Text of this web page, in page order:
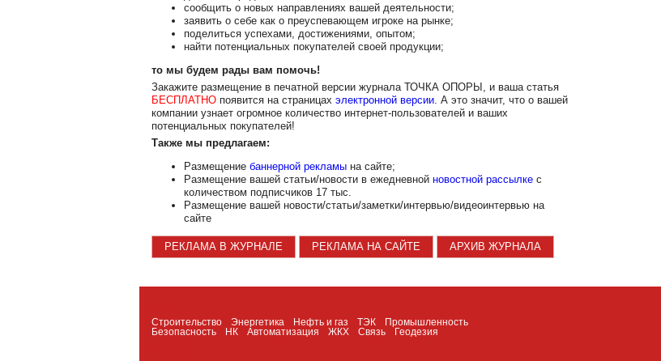
сообщить о новых направлениях вашей деятельности;
заявить о себе как о преуспевающем игроке на рынке;
поделиться успехами, достижениями, опытом;
найти потенциальных покупателей своей продукции;
то мы будем рады вам помочь!
Закажите размещение в печатной версии журнала ТОЧКА ОПОРЫ, и ваша статья
БЕСПЛАТНО появится на страницах электронной версии. А это значит, что о вашей
компании узнает огромное количество интернет-пользователей и ваших
потенциальных покупателей!
Также мы предлагаем:
Размещение баннерной рекламы на сайте;
Размещение вашей статьи/новости в ежедневной новостной рассылке с
количеством подписчиков 17 тыс.
Размещение вашей новости/статьи/заметки/интервью/видеоинтервью на
сайте
РЕКЛАМА В ЖУРНАЛЕ РЕКЛАМА НА САЙТЕ АРХИВ ЖУРНАЛА
Строительство
Энергетика Нефть и газ ТЭК
Промышленность
Безопасность
НК Автоматизация ЖКХ Связь
Геодезия